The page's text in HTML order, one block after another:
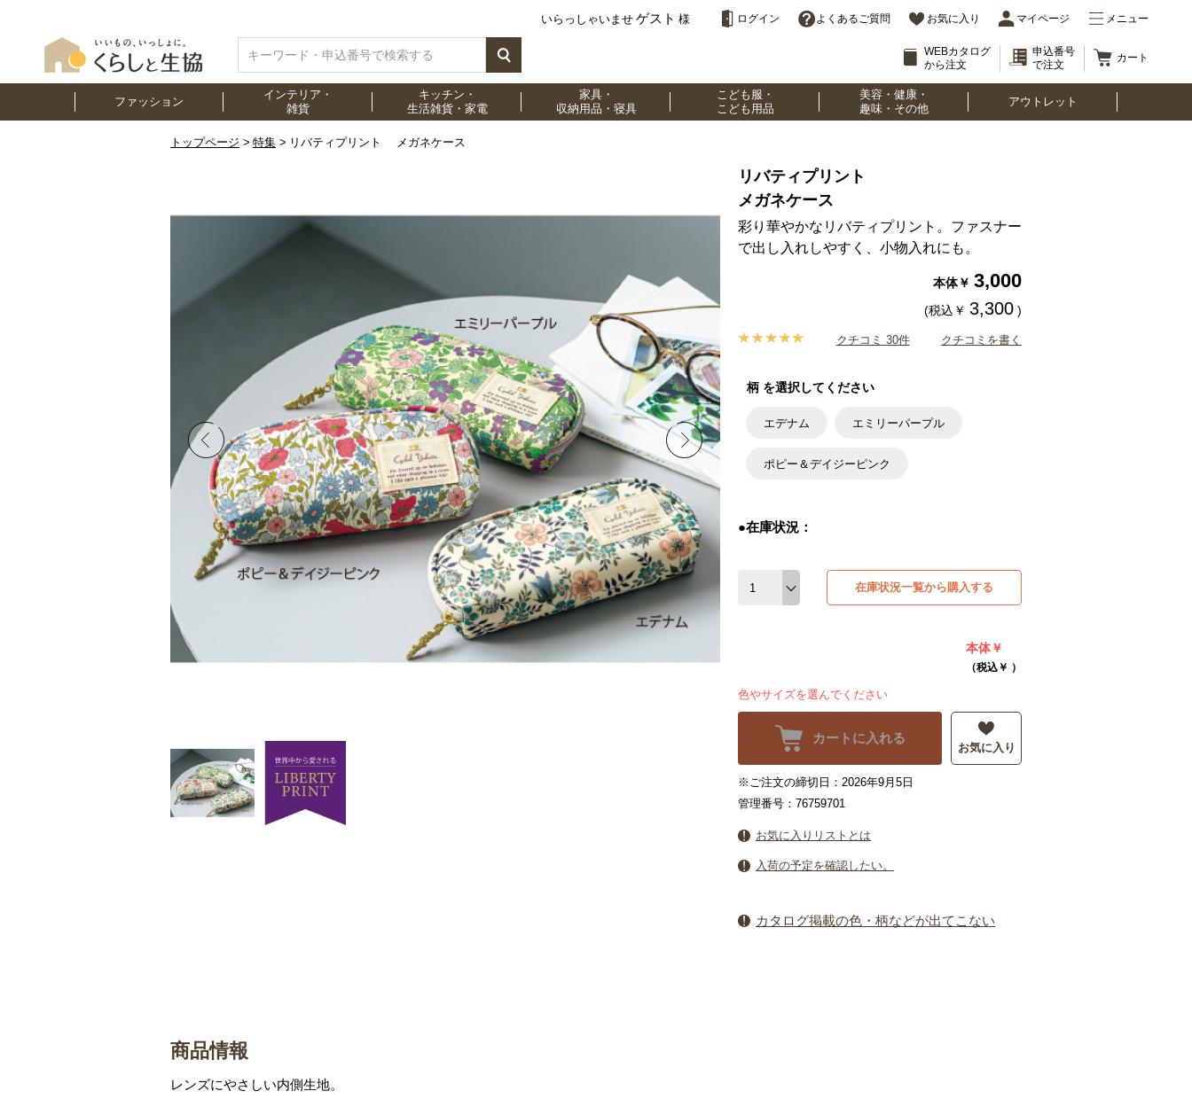
いらっしゃいませ ゲスト 様 ログイン よくあるご質問 お気に入り マイページ メニュー
WEBカタログ
から注文
申込番号
で注文
カート
ファッション
インテリア・
雑貨
キッチン・
生活雑貨・家電
家具・
収納用品・寝具
こども服・
こども用品
美容・健康・
趣味・その他
アウトレット
トップページ 特集 リバティプリント メガネケース
リバティプリント
メガネケース
彩り華やかなリバティプリント。ファスナー
で出し入れしやすく、小物入れにも。
本体￥ 3,000
(税込￥ 3,300 )
クチコミ 30件 クチコミを書く
柄 を選択してください
エデナム エミリーパープル
ポピー＆デイジーピンク
●在庫状況：
在庫状況一覧から購入する
本体￥
（税込￥ ）
色やサイズを選んでください
カートに入れる
お気に入り
※ご注文の締切日：2026年9月5日
管理番号：76759701
お気に入りリストとは
入荷の予定を確認したい。
カタログ掲載の色・柄などが出てこない
商品情報
レンズにやさしい内側生地。